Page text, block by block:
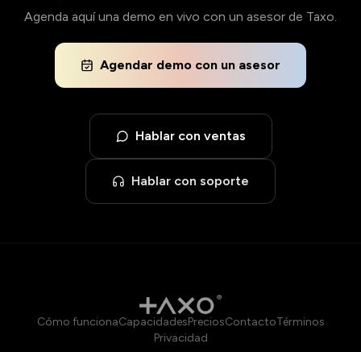
Agenda aquí una demo en vivo con un asesor de Taxo.
Agendar demo con un asesor
Hablar con ventas
Hablar con soporte
Cómo funcionaCapacidadesPreciosContactoTérminos
Privacidad